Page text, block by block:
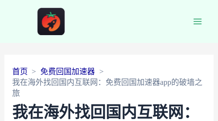
首页
免费回国加速器
我在海外找回国内互联网：免费回国加速器app的破墙之
旅
我在海外找回国内互联网：